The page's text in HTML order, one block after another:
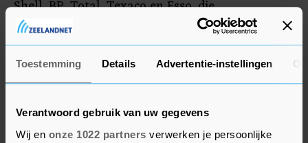
Toestemming Details Advertentie-instellingen
Verantwoord gebruik van uw gegevens
Wij en onze 1022 partners verwerken je persoonlijke
Shell, BP, Total, Texaco en Esso, die
UnitedConsumers al sinds het begin van deze
eeuw bijhoudt. In de praktijk betalen
automobilisten de adviesprijzen alleen langs de
snelweg.